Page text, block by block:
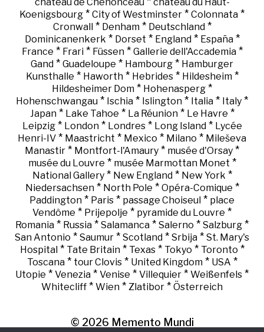
Koenigsbourg * City of Westminster * Colonnata *
Cronwall * Denham* Deutschland*
Dominicanenkerk * Dorset * England* España*
France * Frari* Füssen* Gallerie dell'Accademia*
Gand * Guadeloupe * Hambourg * Hamburger
Kunsthalle * Haworth* Hebrides* Hildesheim*
Hildesheimer Dom * Hohenasperg *
Hohenschwangau * Ischia * Islington * Italia * Italy *
Japan* Lake Tahoe * La Réunion* Le Havre *
Leipzig* London* Londres* Long Island* Lycée
Henri-IV * Maastricht * Mexico * Milano * Mileševa
Manastir * Montfort-l'Amaury * musée d'Orsay *
musée du Louvre * musée Marmottan Monet *
National Gallery* New England* New York *
Niedersachsen* North Pole * Opéra-Comique *
Paddington * Paris * passage Choiseul * place
Vendôme * Prijepolje * pyramide du Louvre *
Romania * Russia * Salamanca * Salerno * Salzburg *
San Antonio * Saumur * Scotland * Srbija * St. Mary's
Hospital* Tate Britain* Texas* Tokyo * Toronto *
Toscana* tour Clovis* United Kingdom* USA *
Utopie * Venezia * Venise * Villequier * Weißenfels *
Whitecliff * Wien * Zlatibor * Österreich
© 2026 Memento Mundi